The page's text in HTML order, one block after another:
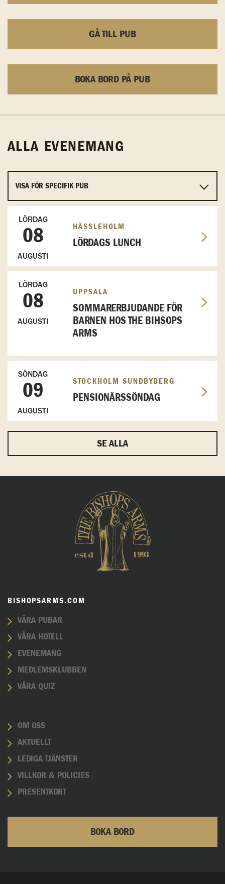
GÅ TILL PUB
BOKA BORD PÅ PUB
ALLA EVENEMANG
LÖRDAG
08
AUGUSTI
HÄSSLEHOLM
LÖRDAGS LUNCH
LÖRDAG
08
AUGUSTI
UPPSALA
SOMMARERBJUDANDE FÖR
BARNEN HOS THE BIHSOPS
ARMS
SÖNDAG
09
AUGUSTI
STOCKHOLM SUNDBYBERG
PENSIONÄRSSÖNDAG
SE ALLA
BISHOPSARMS.COM
VÅRA PUBAR
VÅRA HOTELL
EVENEMANG
MEDLEMSKLUBBEN
VÅRA QUIZ
OM OSS
AKTUELLT
LEDIGA TJÄNSTER
VILLKOR & POLICIES
PRESENTKORT
BOKA BORD